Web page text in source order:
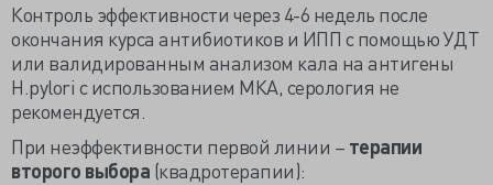
Контроль эффективности через 4-6 недель после
окончания курса антибиотиков и ИПП с помощью УДТ
или валидированным анализом кала на антигены
H.pylori с использованием МКА, серология не
рекомендуется.
При неэффективности первой линии – терапии
второго выбора (квадротерапии):